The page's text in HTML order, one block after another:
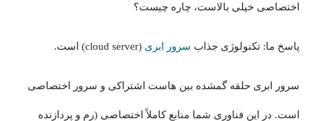
اختصاصی خیلی بالاست، چاره چیست؟
پاسخ ما: تکنولوژی جذاب سرور ابری (cloud server) است.
سرور ابری حلقه گمشده بین هاست اشتراکی و سرور اختصاصی
است. در این فناوری شما منابع کاملاً اختصاصی (رم و پردازنده